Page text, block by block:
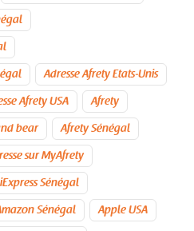
Adresse Afrety Etats-Unis
Afrety USA Afrety
bear Afrety Sénégal
sur MyAfrety
Sénégal
Sénégal Apple USA